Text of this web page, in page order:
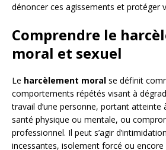
dénoncer ces agissements et protéger
Comprendre le
moral et sexuel
Le harcèlement moral se définit
comportements répétés visant à
travail d’une personne, portant atteinte
santé physique ou mentale, ou
professionnel. Il peut s’agir
incessantes, isolement forcé ou encore